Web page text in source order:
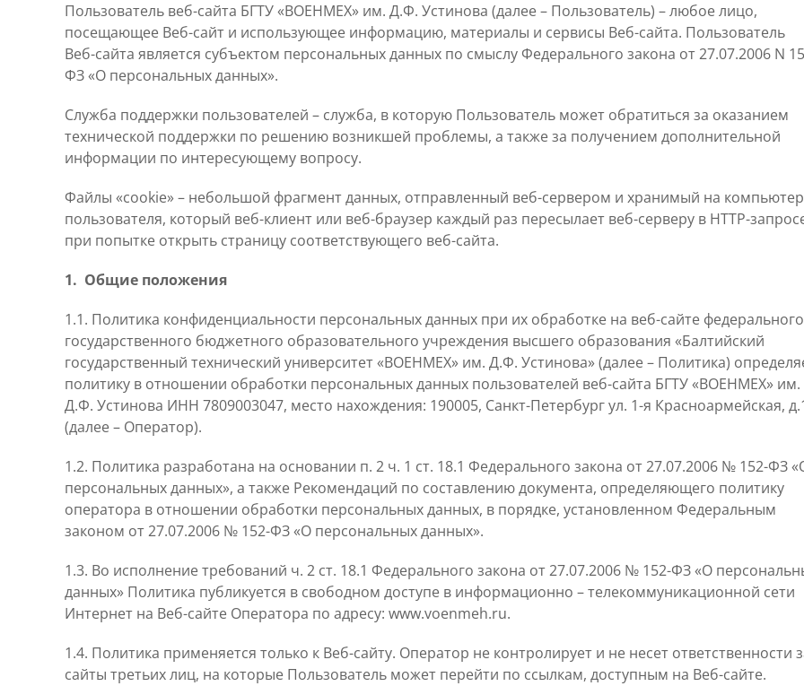
Пользователь веб-сайта БГТУ «ВОЕНМЕХ» им. Д.Ф. Устинова (далее – Пользователь) – любое лицо,
посещающее Веб-сайт и использующее информацию, материалы и сервисы Веб-сайта. Пользователь
Веб-сайта является субъектом персональных данных по смыслу Федерального закона от 27.07.2006 N
ФЗ «О персональных данных».
Служба поддержки пользователей – служба, в которую Пользователь может обратиться за оказанием
технической поддержки по решению возникшей проблемы, а также за получением дополнительной
информации по интересующему вопросу.
Файлы «cookie» – небольшой фрагмент данных, отправленный веб-сервером и хранимый на
пользователя, который веб-клиент или веб-браузер каждый раз пересылает веб-серверу в HTTP-
при попытке открыть страницу соответствующего веб-сайта.
1. Общие положения
1.1. Политика конфиденциальности персональных данных при их обработке на веб-сайте федерального
государственного бюджетного образовательного учреждения высшего образования «Балтийский
государственный технический университет «ВОЕНМЕХ» им. Д.Ф. Устинова» (далее – Политика)
политику в отношении обработки персональных данных пользователей веб-сайта БГТУ «ВОЕНМЕХ» им.
Д.Ф. Устинова ИНН 7809003047, место нахождения: 190005, Санкт-Петербург ул. 1-я Красноармейская,
(далее – Оператор).
1.2. Политика разработана на основании п. 2 ч. 1 ст. 18.1 Федерального закона от 27.07.2006 № 152-ФЗ
персональных данных», а также Рекомендаций по составлению документа, определяющего политику
оператора в отношении обработки персональных данных, в порядке, установленном Федеральным
законом от 27.07.2006 № 152-ФЗ «О персональных данных».
1.3. Во исполнение требований ч. 2 ст. 18.1 Федерального закона от 27.07.2006 № 152-ФЗ «О
данных» Политика публикуется в свободном доступе в информационно – телекоммуникационной сети
Интернет на Веб-сайте Оператора по адресу: www.voenmeh.ru.
1.4. Политика применяется только к Веб-сайту. Оператор не контролирует и не несет ответственности
сайты третьих лиц, на которые Пользователь может перейти по ссылкам, доступным на Веб-сайте.